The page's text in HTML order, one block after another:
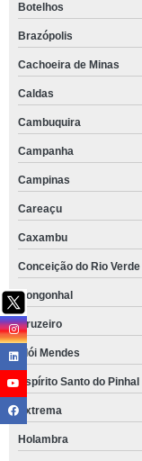
Botelhos
Brazópolis
Cachoeira de Minas
Caldas
Cambuquira
Campanha
Campinas
Careaçu
Caxambu
Conceição do Rio Verde
Congonhal
Cruzeiro
Elói Mendes
Espírito Santo do Pinhal
Extrema
Holambra